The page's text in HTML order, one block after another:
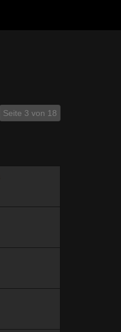
Seite 3 von 18